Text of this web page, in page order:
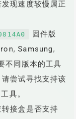
现速度较慢属正
固件版
Samsung,
不同版本的工具
尝试寻找支持该
具。
转接盒是否支持